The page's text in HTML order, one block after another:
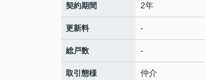
契約期間 2年
更新料 -
総戸数 -
取引態様 仲介